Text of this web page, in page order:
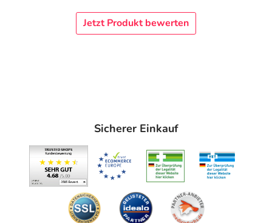
Jetzt Produkt bewerten
Sicherer Einkauf